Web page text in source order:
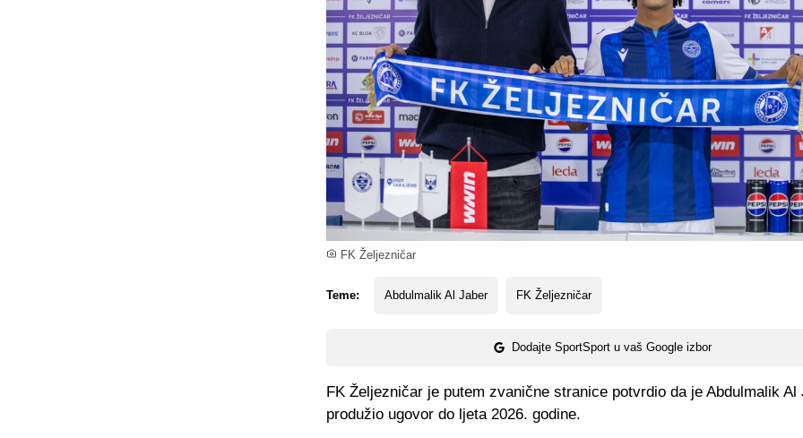
FK Željezničar
Teme: Abdulmalik Al Jaber FK Željezničar
Dodajte SportSport u vaš Google izbor
FK Željezničar je putem zvanične stranice potvrdio da je Abdulmalik Al
produžio ugovor do ljeta 2026. godine.